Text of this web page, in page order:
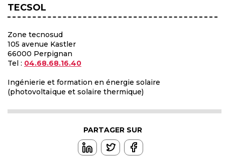
TECSOL
Zone tecnosud
105 avenue Kastler
66000 Perpignan
Tel : 04.68.68.16.40
Ingénierie et formation en énergie solaire
(photovoltaïque et solaire thermique)
PARTAGER SUR